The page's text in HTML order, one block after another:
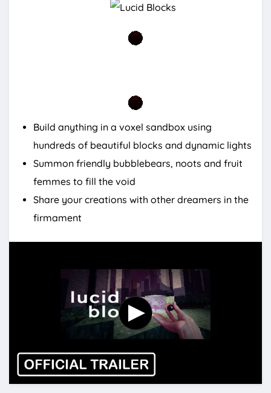
Build anything in a voxel sandbox using
hundreds of beautiful blocks and dynamic lights
Summon friendly bubblebears, noots and fruit
femmes to fill the void
Share your creations with other dreamers in the
firmament